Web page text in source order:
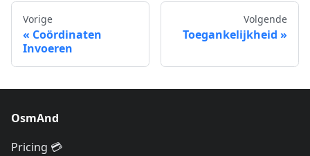
Vorige
Coördinaten
Invoeren
Volgende
Toegankelijkheid
OsmAnd
Pricing 💳